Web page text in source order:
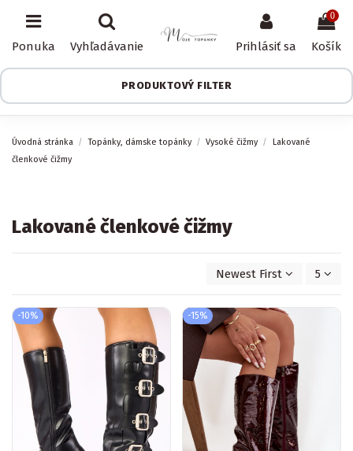
Ponuka Vyhľadávanie Prihlásiť sa
0
Košík
PRODUKTOVÝ FILTER
Úvodná stránka Topánky, dámske topánky Vysoké čižmy
Lakované
členkové čižmy
Lakované členkové čižmy
Newest First 5
-10% -15%